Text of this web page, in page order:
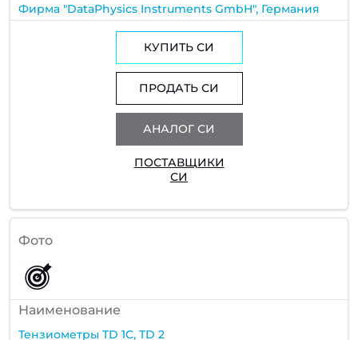
Фирма "DataPhysics Instruments GmbH", Германия
КУПИТЬ СИ
ПРОДАТЬ СИ
АНАЛОГ СИ
ПОСТАВЩИКИ
СИ
Фото
Наименование
Тензиометры TD 1C, TD 2